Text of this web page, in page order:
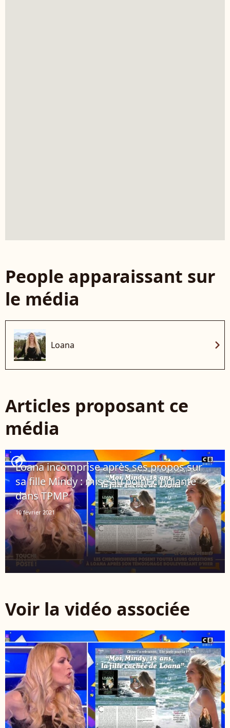
People apparaissant sur
le média
Loana chevron_right
Articles proposant ce
média
player2
Loana incomprise après ses propos sur
sa fille Mindy : mise au point cinglante
dans TPMP
10 février 2021
Voir la vidéo associée